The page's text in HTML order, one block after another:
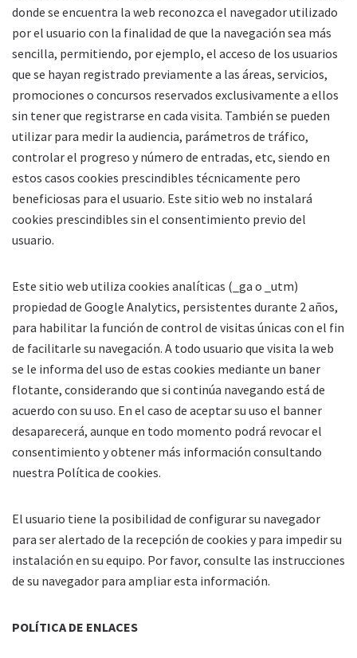
donde se encuentra la web reconozca el navegador utilizado
por el usuario con la finalidad de que la navegación sea más
sencilla, permitiendo, por ejemplo, el acceso de los usuarios
que se hayan registrado previamente a las áreas, servicios,
promociones o concursos reservados exclusivamente a ellos
sin tener que registrarse en cada visita. También se pueden
utilizar para medir la audiencia, parámetros de tráfico,
controlar el progreso y número de entradas, etc, siendo en
estos casos cookies prescindibles técnicamente pero
beneficiosas para el usuario. Este sitio web no instalará
cookies prescindibles sin el consentimiento previo del
usuario.
Este sitio web utiliza cookies analíticas (_ga o _utm)
propiedad de Google Analytics, persistentes durante 2 años,
para habilitar la función de control de visitas únicas con el fin
de facilitarle su navegación. A todo usuario que visita la web
se le informa del uso de estas cookies mediante un baner
flotante, considerando que si continúa navegando está de
acuerdo con su uso. En el caso de aceptar su uso el banner
desaparecerá, aunque en todo momento podrá revocar el
consentimiento y obtener más información consultando
nuestra Política de cookies.
El usuario tiene la posibilidad de configurar su navegador
para ser alertado de la recepción de cookies y para impedir su
instalación en su equipo. Por favor, consulte las instrucciones
de su navegador para ampliar esta información.
POLÍTICA DE ENLACES